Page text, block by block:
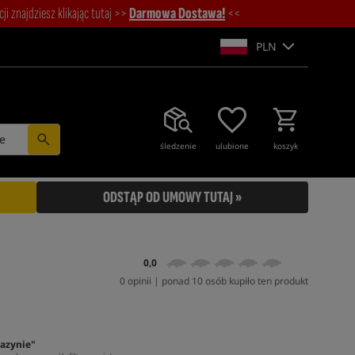
znajdziesz klikając tutaj >>Darmowa Dostawa! <<
PLN
śledzenie ulubione koszyk
ODSTĄP OD UMOWY TUTAJ »
0,0
0 opinii | ponad 10 osób kupiło ten produkt